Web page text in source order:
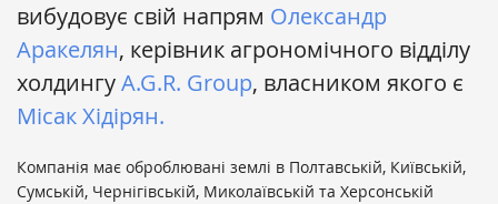
вибудовує свій напрям Олександр
Аракелян, керівник агрономічного відділу
холдингуA.G.R. Group, власником якого є
Місак Хідірян.
Компанія має оброблювані землі в Полтавській, Київській,
Сумській, Чернігівській, Миколаївській та Херсонській